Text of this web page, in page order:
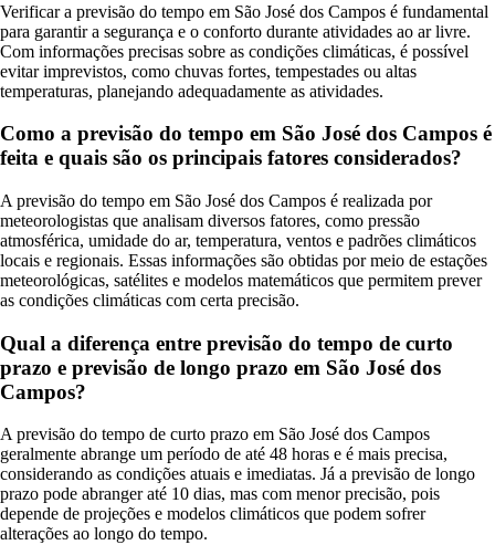
Verificar a previsão do tempo em São José dos Campos é fundamental
para garantir a segurança e o conforto durante atividades ao ar livre.
Com informações precisas sobre as condições climáticas, é possível
evitar imprevistos, como chuvas fortes, tempestades ou altas
temperaturas, planejando adequadamente as atividades.
Como a previsão do tempo em São José dos Campos é
feita e quais são os principais fatores considerados?
A previsão do tempo em São José dos Campos é realizada por
meteorologistas que analisam diversos fatores, como pressão
atmosférica, umidade do ar, temperatura, ventos e padrões climáticos
locais e regionais. Essas informações são obtidas por meio de estações
meteorológicas, satélites e modelos matemáticos que permitem prever
as condições climáticas com certa precisão.
Qual a diferença entre previsão do tempo de curto
prazo e previsão de longo prazo em São José dos
Campos?
A previsão do tempo de curto prazo em São José dos Campos
geralmente abrange um período de até 48 horas e é mais precisa,
considerando as condições atuais e imediatas. Já a previsão de longo
prazo pode abranger até 10 dias, mas com menor precisão, pois
depende de projeções e modelos climáticos que podem sofrer
alterações ao longo do tempo.